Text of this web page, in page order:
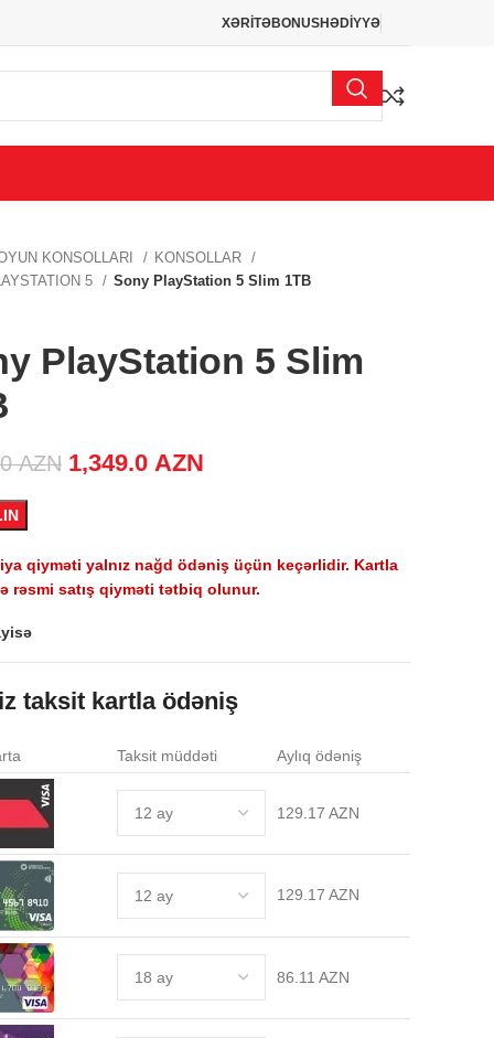
XƏRİTƏBONUSHƏDİYYƏ
KONSOLLARI
KONSOLLAR
5
Sony PlayStation 5 Slim 1TB
PlayStation 5 Slim
AZN Original price was: 1,550.0 AZN.
1,349.0 AZN
qiyməti yalnız nağd ödəniş üçün keçərlidir. Kartla
rəsmi satış qiyməti tətbiq olunur.
taksit kartla ödəniş
Taksit müddəti Aylıq ödəniş
129.17 AZN
129.17 AZN
86.11 AZN